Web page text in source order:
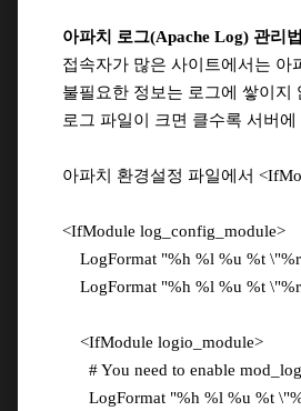
아파치 로그(Apache Log) 관리법
접속자가 많은 사이트에서는 아
불필요한 정보는 로그에 쌓이지
로그 파일이 크면 클수록 서버
아파치 환경설정 파일에서
<IfModule log_config_module>
LogFormat "%h %l %u %t
LogFormat "%h %l %u %t
<IfModule logio_module>
# You need to enable
LogFormat "%h %l %u %t